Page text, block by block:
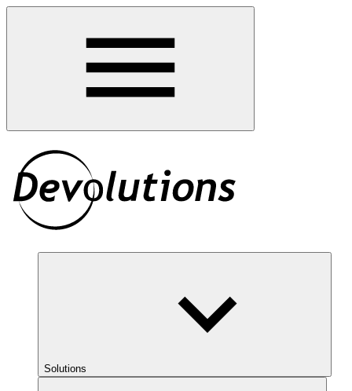
Solutions